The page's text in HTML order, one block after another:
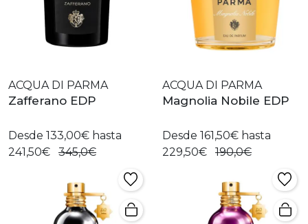
ACQUA DI PARMA
Zafferano EDP
Desde 133,00€ hasta
241,50€
345,0€
ACQUA DI PARMA
Magnolia Nobile EDP
Desde 161,50€ hasta
229,50€
190,0€